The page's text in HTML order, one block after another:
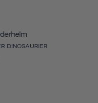
DINOSAURIER